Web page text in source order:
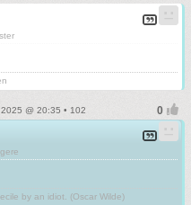
@ 20:35 • 102
by an idiot. (Oscar Wilde)